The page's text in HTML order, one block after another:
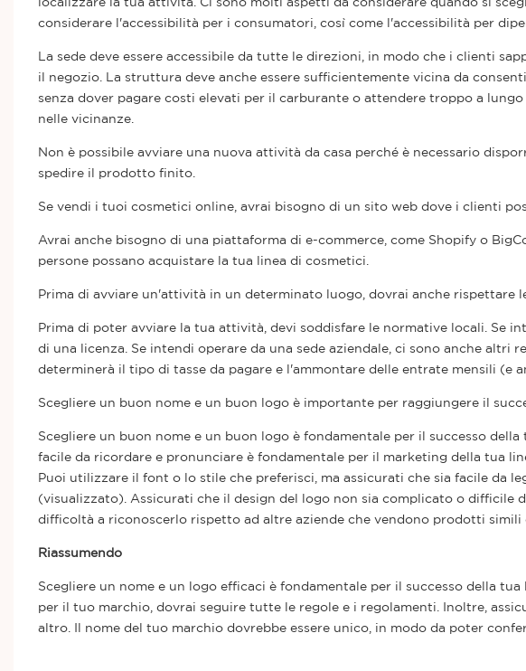
localizzare la tua attività. Ci sono molti aspetti da considerare quando si
considerare l'accessibilità per i consumatori, così come l'accessibilità per
La sede deve essere accessibile da tutte le direzioni, in modo che i clienti
il negozio. La struttura deve anche essere sufficientemente vicina da
senza dover pagare costi elevati per il carburante o attendere troppo a
nelle vicinanze.
Non è possibile avviare una nuova attività da casa perché è necessario
spedire il prodotto finito.
Se vendi i tuoi cosmetici online, avrai bisogno di un sito web dove i clienti
Avrai anche bisogno di una piattaforma di e-commerce, come Shopify o
persone possano acquistare la tua linea di cosmetici.
Prima di avviare un'attività in un determinato luogo, dovrai anche rispettare
Prima di poter avviare la tua attività, devi soddisfare le normative locali. Se
di una licenza. Se intendi operare da una sede aziendale, ci sono anche altri
determinerà il tipo di tasse da pagare e l'ammontare delle entrate mensili (e
Scegliere un buon nome e un buon logo è importante per raggiungere il
Scegliere un buon nome e un buon logo è fondamentale per il successo
facile da ricordare e pronunciare è fondamentale per il marketing della tua
Puoi utilizzare il font o lo stile che preferisci, ma assicurati che sia facile da
(visualizzato). Assicurati che il design del logo non sia complicato o difficile
difficoltà a riconoscerlo rispetto ad altre aziende che vendono prodotti simili
Riassumendo
Scegliere un nome e un logo efficaci è fondamentale per il successo della
per il tuo marchio, dovrai seguire tutte le regole e i regolamenti. Inoltre,
altro. Il nome del tuo marchio dovrebbe essere unico, in modo da poter